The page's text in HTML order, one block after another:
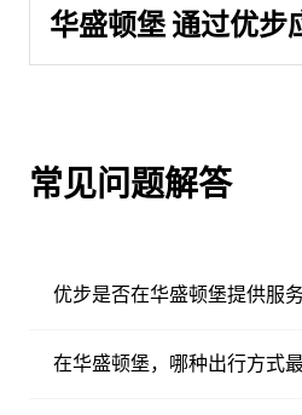
华盛顿堡 通过优步
常见问题解答
优步是否在华盛顿堡提供服务
在华盛顿堡，哪种出行方式最